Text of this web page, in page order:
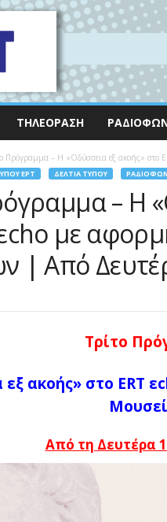
ΤΗΛΕΌΡΑΣΗ
Πρόγραμμα – Η «Οδύσσεια εξ ακοής» στο
ΕΡΤ ΔΕΛΤΊΑ ΤΎΠΟΥ
– Η
με
| Από
Τρίτο
ακοής» στο ERT
Από τη Δευτέρα